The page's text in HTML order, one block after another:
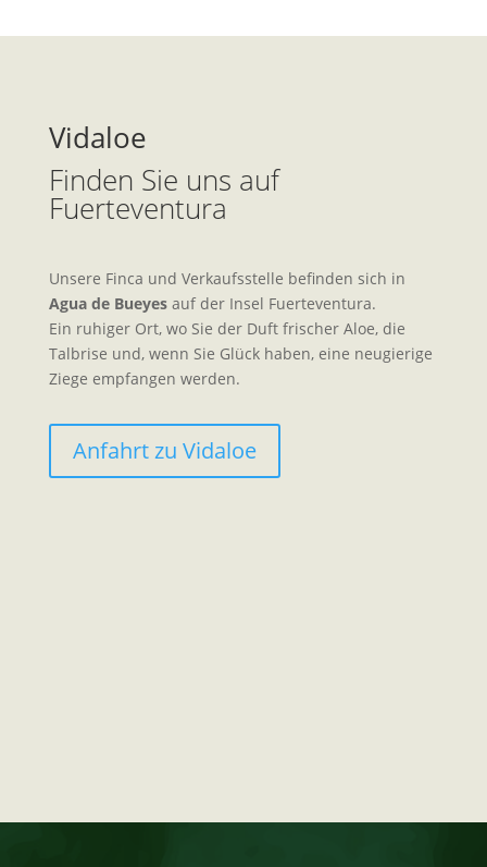
Vidaloe
Finden Sie uns auf
Fuerteventura
Unsere Finca und Verkaufsstelle befinden sich in
Agua de Bueyesauf der Insel Fuerteventura.
Ein ruhiger Ort, wo Sie der Duft frischer Aloe, die
Talbrise und, wenn Sie Glück haben, eine neugierige
Ziege empfangen werden.
Anfahrt zu Vidaloe